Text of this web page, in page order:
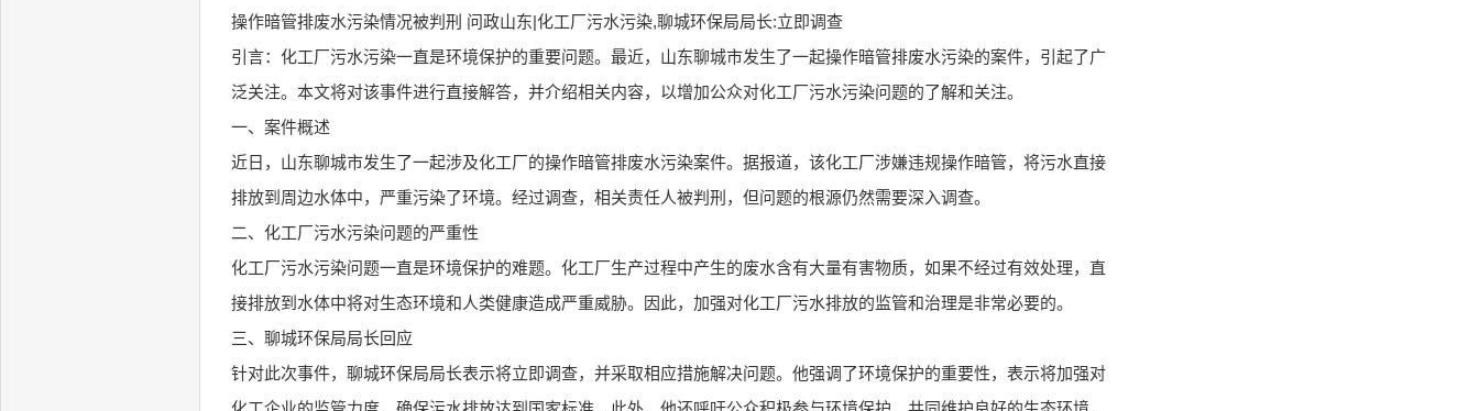
操作暗管排废水污染情况被判刑 问政山东|化工厂污水污染,聊城环保局局长:立即调查
引言：化工厂污水污染一直是环境保护的重要问题。最近，山东聊城市发生了一起操作暗管排废水污染的案件，引起了广
泛关注。本文将对该事件进行直接解答，并介绍相关内容，以增加公众对化工厂污水污染问题的了解和关注。
一、案件概述
近日，山东聊城市发生了一起涉及化工厂的操作暗管排废水污染案件。据报道，该化工厂涉嫌违规操作暗管，将污水直接
排放到周边水体中，严重污染了环境。经过调查，相关责任人被判刑，但问题的根源仍然需要深入调查。
二、化工厂污水污染问题的严重性
化工厂污水污染问题一直是环境保护的难题。化工厂生产过程中产生的废水含有大量有害物质，如果不经过有效处理，直
接排放到水体中将对生态环境和人类健康造成严重威胁。因此，加强对化工厂污水排放的监管和治理是非常必要的。
三、聊城环保局局长回应
针对此次事件，聊城环保局局长表示将立即调查，并采取相应措施解决问题。他强调了环境保护的重要性，表示将加强对